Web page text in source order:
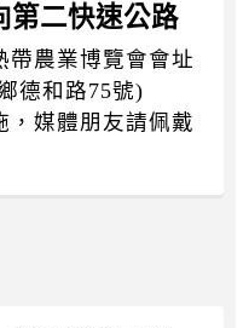
第二快速公路
帶農業博覽會會址
德和路75號)
，媒體朋友請佩戴